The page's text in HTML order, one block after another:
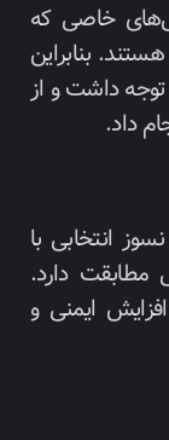
خاصی که
بنابراین
توجه داشت و از
داد.
انتخابی با
مطابقت دارد.
ایمنی و